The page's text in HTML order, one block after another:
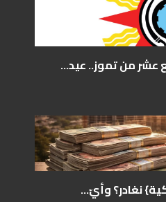
عشر من تموز.. عيد...
نغادر؟ وأيّ...